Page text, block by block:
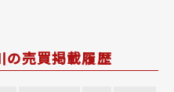
の売買掲載履歴